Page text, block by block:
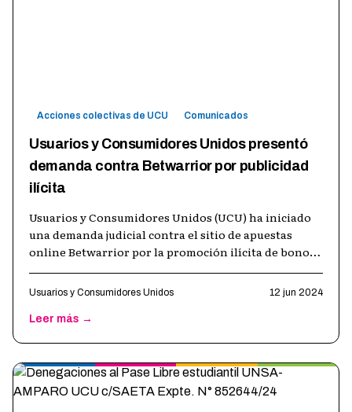
Acciones colectivas de UCU Comunicados
Usuarios y Consumidores Unidos presentó
demanda contra Betwarrior por publicidad
ilícita
Usuarios y Consumidores Unidos (UCU) ha iniciado
una demanda judicial contra el sitio de apuestas
online Betwarrior por la promoción ilícita de bonos
Usuarios y Consumidores Unidos 12 jun 2024
Leer más →